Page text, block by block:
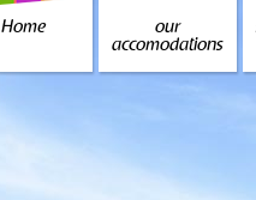
Home
our
accomodations